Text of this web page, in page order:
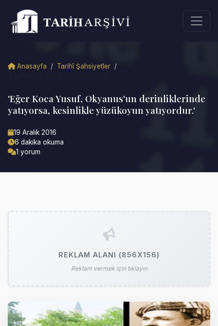
Anasayfa / Tarihî Şahsiyetler /
'Eğer Koca Yusuf, Okyanus'un derinliklerinde
yatıyorsa, kesinlikle yüzükoyun yatıyordur.'
19 Aralık 2016
6 dakika okuma
1 yorum
REKLAM ALANI (856X156)
Reklam vermek için tıklayın